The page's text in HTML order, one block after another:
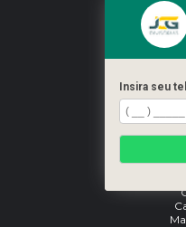
Insira seu